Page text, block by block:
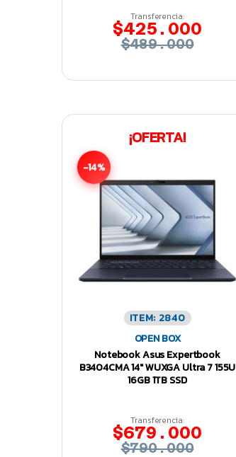
Transferencia:
$425.000
$489.000
¡OFERTA!
-14%
ITEM: 2840
OPEN BOX
Notebook Asus Expertbook
B3404CMA 14″ WUXGA Ultra 7 155U
16GB 1TB SSD
Transferencia:
$679.000
$790.000